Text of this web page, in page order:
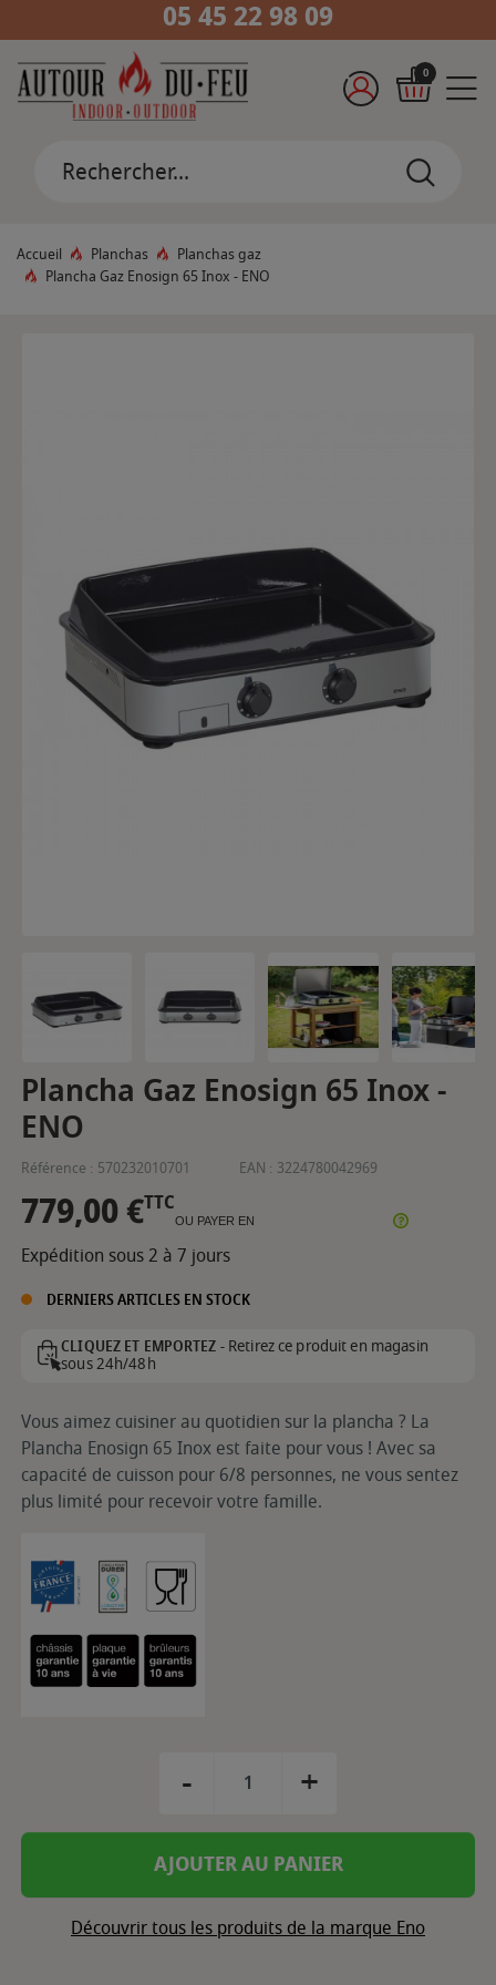
05 45 22 98 09
0
Accueil Planchas
Planchas gaz
Plancha Gaz Enosign 65 Inox - ENO
Plancha Gaz Enosign 65 Inox -
ENO
Référence : 570232010701 EAN : 3224780042969
779,00 €TTC
OU PAYER EN
Expédition sous 2 à 7 jours
DERNIERS ARTICLES EN STOCK
CLIQUEZ ET EMPORTEZ -Retirez ce produit en magasin
sous 24h/48h
Vous aimez cuisiner au quotidien sur la plancha ? La
Plancha Enosign 65 Inox est faite pour vous ! Avec sa
capacité de cuisson pour 6/8 personnes, ne vous sentez
plus limité pour recevoir votre famille.
- +
AJOUTER AU PANIER
Découvrir tous les produits de la marque Eno